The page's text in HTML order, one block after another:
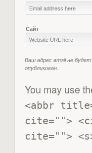
Сайт
Ваш адрес email не будет
опубликован.
You may use
<abbr
cite="">
cite="">